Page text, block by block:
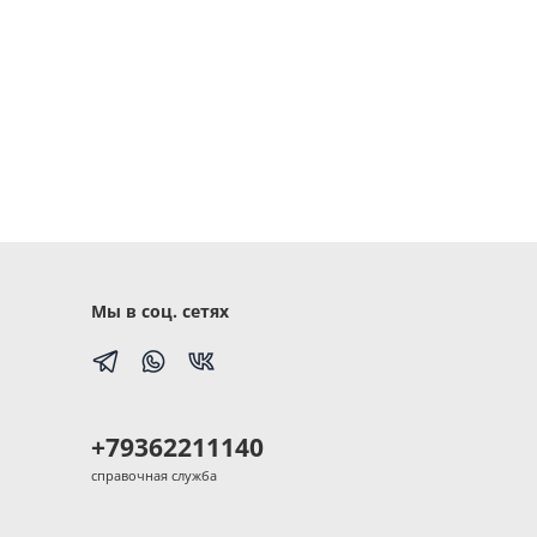
Мы в соц. сетях
+79362211140
справочная служба